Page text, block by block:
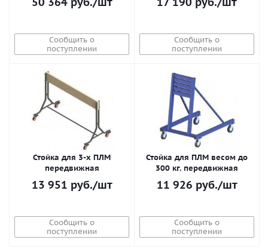
Сообщить о
поступлении
Сообщить о
поступлении
Стойка для 3-х ПЛМ
передвижная
13 951 руб./шт
Сообщить о
поступлении
Стойка для ПЛМ весом до
300 кг. передвижная
11 926 руб./шт
Сообщить о
поступлении